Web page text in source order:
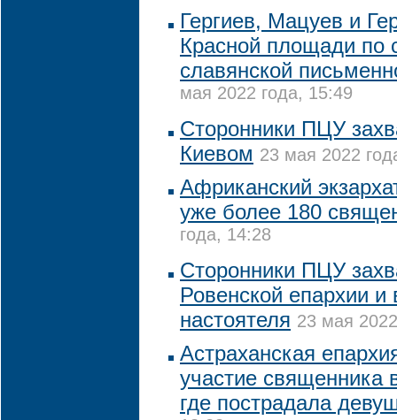
Гергиев, Мацуев и
Красной площади по
славянской
мая 2022 года, 15:49
Сторонники ПЦУ
Киевом 23 мая 2022
Африканский
уже более 180
года, 14:28
Сторонники ПЦУ
Ровенской епархии
настоятеля 23 мая
Астраханская
участие священника
где пострадала